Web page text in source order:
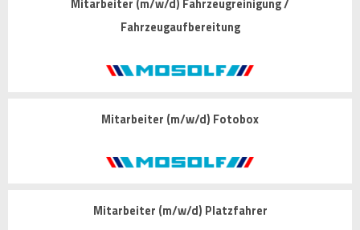
Mitarbeiter (m/w/d) Fahrzeugreinigung /
Fahrzeugaufbereitung
Mitarbeiter (m/w/d) Fotobox
Mitarbeiter (m/w/d) Platzfahrer